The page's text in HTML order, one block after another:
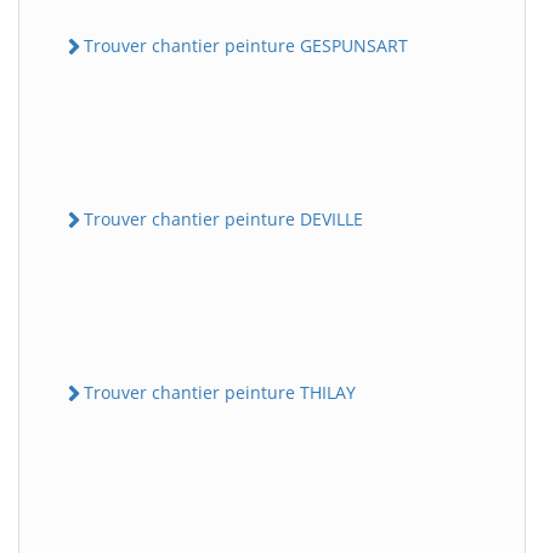
Trouver chantier peinture GESPUNSART
Trouver chantier peinture DEVILLE
Trouver chantier peinture THILAY